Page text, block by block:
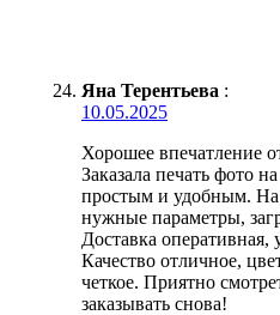
Яна Терентьева :
10.05.2025
Хорошее впечатление
Заказала печать фото
простым и удобным. На
нужные параметры,
Доставка оперативная,
Качество отличное,
четкое. Приятно
заказывать снова!